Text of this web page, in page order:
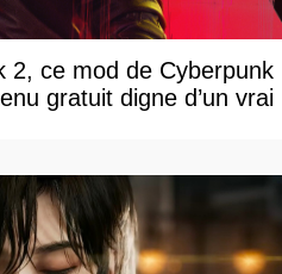
2, ce mod de Cyberpunk
gratuit digne d’un vrai